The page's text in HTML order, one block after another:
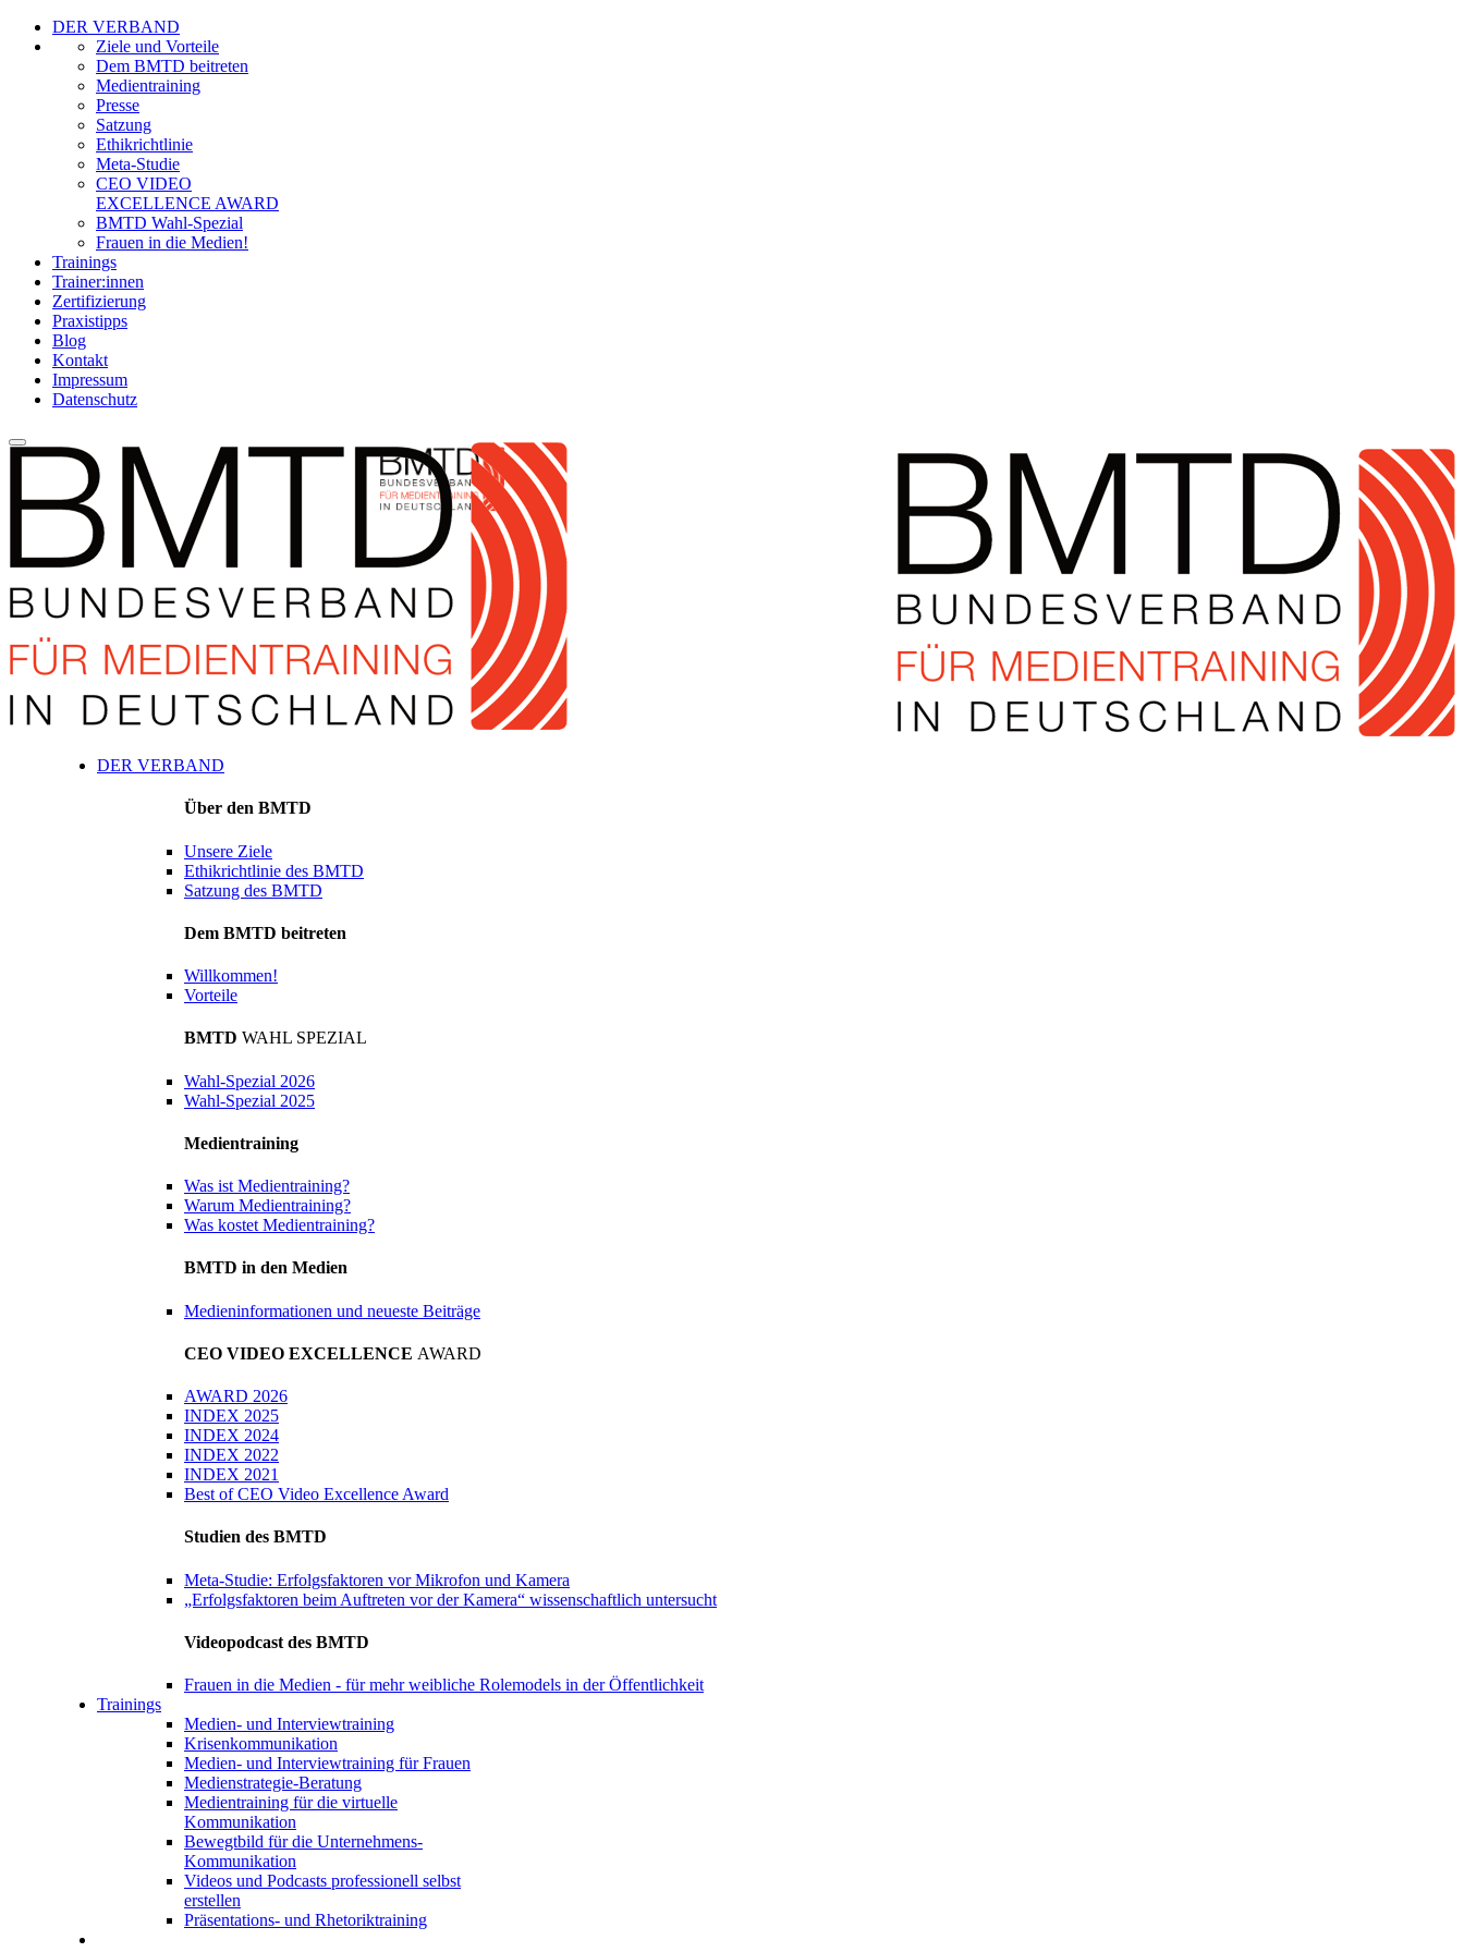
DER VERBAND
Ziele und Vorteile
Dem BMTD beitreten
Medientraining
Presse
Satzung
Ethikrichtlinie
Meta-Studie
CEO VIDEO
EXCELLENCE AWARD
BMTD Wahl-Spezial
Frauen in die Medien!
Trainings
Trainer:innen
Zertifizierung
Praxistipps
Blog
Kontakt
Impressum
Datenschutz
DER VERBAND
Über den BMTD
Unsere Ziele
Ethikrichtlinie des BMTD
Satzung des BMTD
Dem BMTD beitreten
Willkommen!
Vorteile
BMTD WAHL SPEZIAL
Wahl-Spezial 2026
Wahl-Spezial 2025
Medientraining
Was ist Medientraining?
Warum Medientraining?
Was kostet Medientraining?
BMTD in den Medien
Medieninformationen und neueste Beiträge
CEO VIDEO EXCELLENCE AWARD
AWARD 2026
INDEX 2025
INDEX 2024
INDEX 2022
INDEX 2021
Best of CEO Video Excellence Award
Studien des BMTD
Meta-Studie: Erfolgsfaktoren vor Mikrofon und Kamera
„Erfolgsfaktoren beim Auftreten vor der Kamera“ wissenschaftlich untersucht
Videopodcast des BMTD
Frauen in die Medien - für mehr weibliche Rolemodels in der Öffentlichkeit
Trainings
Medien- und Interviewtraining
Krisenkommunikation
Medien- und Interviewtraining für Frauen
Medienstrategie-Beratung
Medientraining für die virtuelle
Kommunikation
Bewegtbild für die Unternehmens-
Kommunikation
Videos und Podcasts professionell selbst
erstellen
Präsentations- und Rhetoriktraining